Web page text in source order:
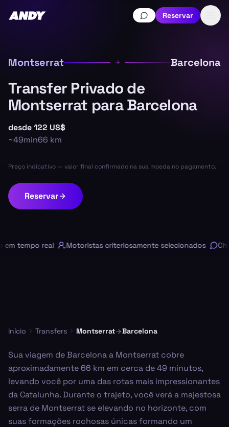
Reservar
Montserrat Barcelona
Transfer Privado de
Montserrat para Barcelona
desde122 US$
~49min66 km
Preço indicativo — valor final confirmado na sua moeda no pagamento.
Reservar
tempo real Motoristas criteriosamente selecionados
Início Transfers Montserrat Barcelona
Sua viagem de Barcelona a Montserrat cobre
aproximadamente 66 km em cerca de 49 minutos,
levando você por uma das rotas mais impressionantes
da Catalunha. Durante o trajeto, você verá a majestosa
serra de Montserrat se elevando no horizonte, com
suas formações rochosas únicas formando um